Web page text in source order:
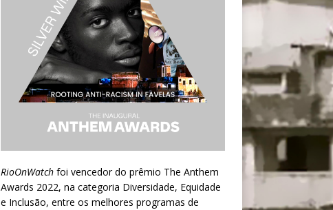
RioOnWatchfoi vencedor do prêmio The Anthem
Awards 2022, na categoria Diversidade, Equidade
e Inclusão, entre os melhores programas de